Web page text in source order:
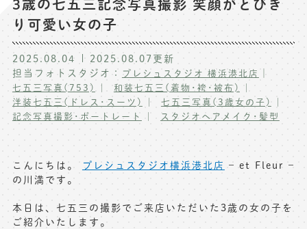
入園入学･卒園卒業記念撮影
ハーフ成人式･10歳の祝い記念撮影
家族写真･記念写真撮影
ペット写真撮影
マタニティフォト撮影
記念撮影コラム
よくある質問
写真商品一覧
出張撮影(鎌倉)
3歳の七五三記念写真撮影 笑顔がとびき
り可愛い女の子
2025.08.04 2025.08.07 更新
担当フォトスタジオ： プレシュスタジオ 横浜港北店 ｜
七五三写真(753)
和装七五三(着物･袴･被布)
洋装七五三(ドレス･スーツ)
七五三写真(3歳女の子)
記念写真撮影･ポートレート
スタジオヘアメイク･髪型
こんにちは。 プレシュスタジオ横浜港北店 – et Fleur –
の川満です。
本日は、七五三の撮影でご来店いただいた3歳の女の子を
ご紹介いたします。